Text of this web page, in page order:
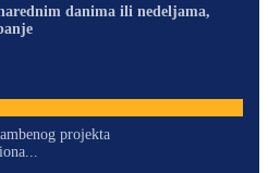
danima ili nedeljama,
projekta